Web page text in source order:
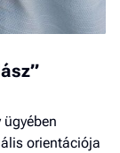
orientációja